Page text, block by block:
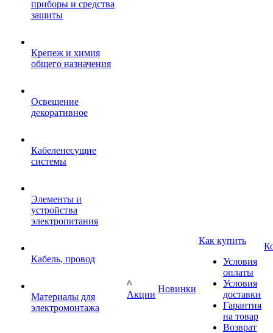
приборы и средства
защиты
Крепеж и химия
общего назначения
Освещение
декоративное
Кабеленесущие
системы
Элементы и
устройства
электропитания
Кабель, провод
Материалы для
электромонтажа
Акции
Новинки
Как купить
Условия
оплаты
Условия
доставки
Гарантия
на товар
Возврат